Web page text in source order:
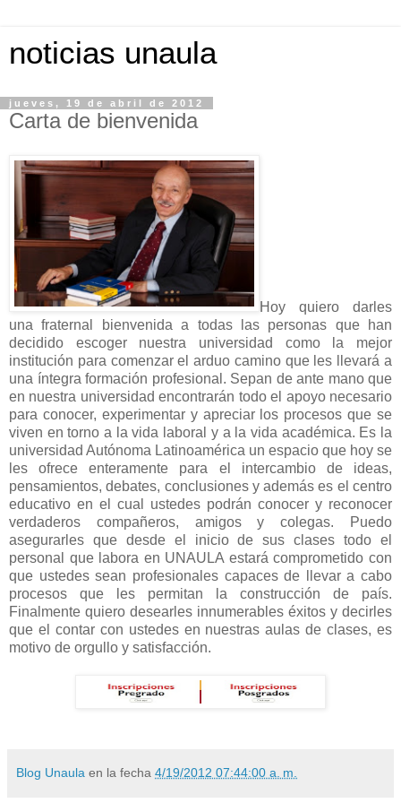
noticias unaula
jueves, 19 de abril de 2012
Carta de bienvenida
Hoy quiero darles
una fraternal bienvenida a todas las personas que han
decidido escoger nuestra universidad como la mejor
institución para comenzar el arduo camino que les llevará a
una íntegra formación profesional. Sepan de ante mano que
en nuestra universidad encontrarán todo el apoyo necesario
para conocer, experimentar y apreciar los procesos que se
viven en torno a la vida laboral y a la vida académica. Es la
universidad Autónoma Latinoamérica un espacio que hoy se
les ofrece enteramente para el intercambio de ideas,
pensamientos, debates, conclusiones y además es el centro
educativo en el cual ustedes podrán conocer y reconocer
verdaderos compañeros, amigos y colegas. Puedo
asegurarles que desde el inicio de sus clases todo el
personal que labora en UNAULA estará comprometido con
que ustedes sean profesionales capaces de llevar a cabo
procesos que les permitan la construcción de país.
Finalmente quiero desearles innumerables éxitos y decirles
que el contar con ustedes en nuestras aulas de clases, es
motivo de orgullo y satisfacción.
Blog Unaula en la fecha 4/19/2012 07:44:00 a. m.